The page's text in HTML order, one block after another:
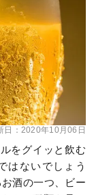
日： 2020年10月06日
をグイッと飲む
ないでしょう
酒の一つ、ビー